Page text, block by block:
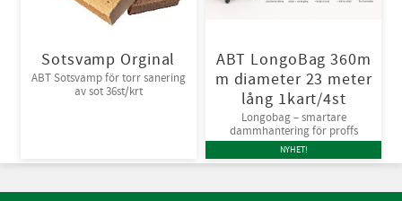
Sotsvamp Orginal
ABT Sotsvamp för torr sanering
av sot 36st/krt
ABT LongoBag 360m
m diameter 23 meter
lång 1kart/4st
Longobag – smartare
dammhantering för proffs
NYHET!